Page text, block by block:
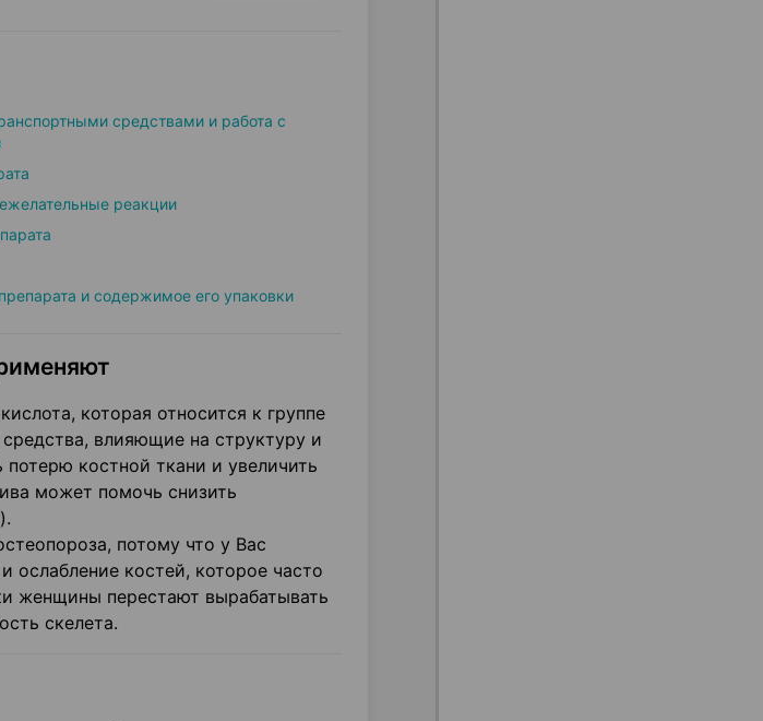
средствами и работа с
реакции
и содержимое его упаковки
которая относится к группе
влияющие на структуру и
костной ткани и увеличить
может помочь снизить
потому что у Вас
костей, которое часто
женщины перестают вырабатывать
скелета.